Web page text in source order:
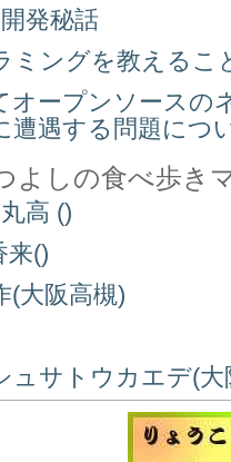
発秘話
ミングを教えるこ
オープンソースの
遭遇する問題につ
よしの食べ歩き
高 ()
()
(大阪高槻)
ュサトウカエデ(大